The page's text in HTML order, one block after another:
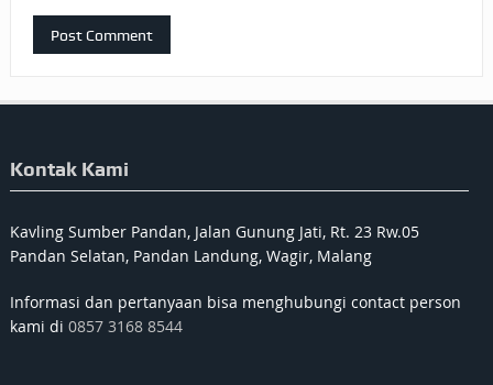
Kontak Kami
Kavling Sumber Pandan, Jalan Gunung Jati, Rt. 23 Rw.05
Pandan Selatan, Pandan Landung, Wagir, Malang
Informasi dan pertanyaan bisa menghubungi contact person
kami di 0857 3168 8544